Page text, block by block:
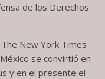
de los Derechos
New York Times
se convirtió en
y en el presente el